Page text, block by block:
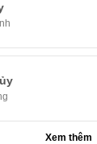
Xem thêm